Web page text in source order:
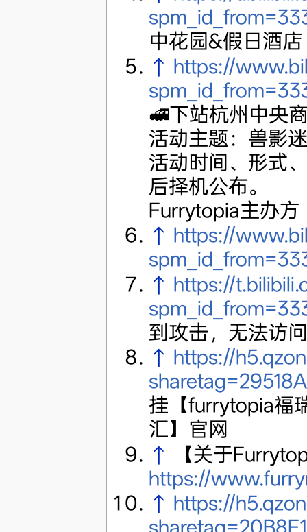
中花园&假日酒
↑ https://
🚅下站杭州中央
活动主题：兽影
活动时间、形式
后择机公布。
Furrytopia主办方
↑ https://
↑ https://
到攻击，无法访
↑ https://
挂【furrytopia福
汇】官网
↑
【关于
https://
↑ https://